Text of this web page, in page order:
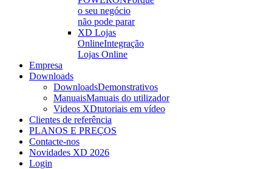
o seu negócio
não pode parar
XD Lojas
OnlineIntegração
Lojas Online
Empresa
Downloads
DownloadsDemonstrativos
ManuaisManuais do utilizador
Videos XDtutoriais em vídeo
Clientes de referência
PLANOS E PREÇOS
Contacte-nos
Novidades XD 2026
Login